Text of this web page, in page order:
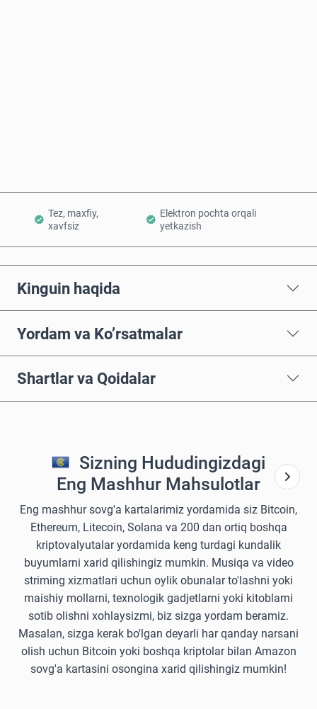
Tez, maxfiy,
xavfsiz
Elektron pochta orqali
yetkazish
Kinguin haqida
Yordam va Ko’rsatmalar
Shartlar va Qoidalar
Sizning Hududingizdagi
Eng Mashhur Mahsulotlar
Eng mashhur sovg'a kartalarimiz yordamida siz Bitcoin,
Ethereum, Litecoin, Solana va 200 dan ortiq boshqa
kriptovalyutalar yordamida keng turdagi kundalik
buyumlarni xarid qilishingiz mumkin. Musiqa va video
striming xizmatlari uchun oylik obunalar to'lashni yoki
maishiy mollarni, texnologik gadjetlarni yoki kitoblarni
sotib olishni xohlaysizmi, biz sizga yordam beramiz.
Masalan, sizga kerak bo'lgan deyarli har qanday narsani
olish uchun Bitcoin yoki boshqa kriptolar bilan Amazon
sovg'a kartasini osongina xarid qilishingiz mumkin!